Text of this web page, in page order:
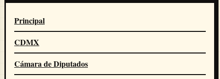
Principal
CDMX
Cámara de Diputados